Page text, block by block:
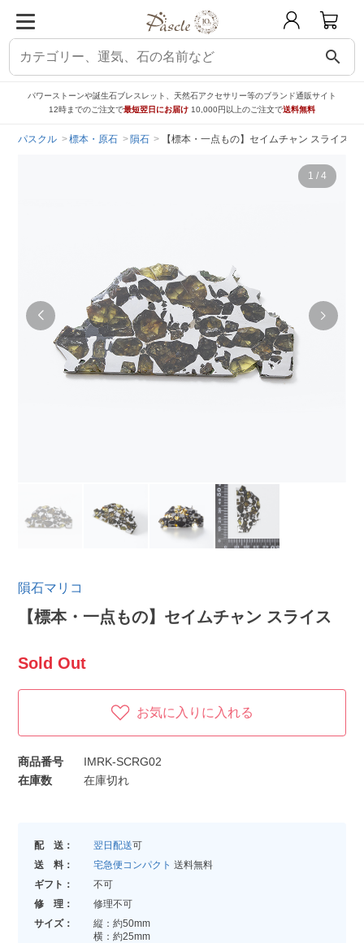
search
パワーストーンや誕生石ブレスレット、天然石アクセサリー等のブランド通販サイト
12時までのご注文で最短翌日にお届け 10,000円以上のご注文で送料無料
パスクル 標本・原石 隕石 【標本・一点もの】セイムチャン スライス
1 / 4
隕石マリコ
【標本・一点もの】セイムチャン スライス
Sold Out
お気に入りに入れる
商品番号
IMRK-SCRG02
在庫数
在庫切れ
配 送： 翌日配送可
送 料：
宅急便コンパクト 送料無料
ギフト：
不可
修 理：
修理不可
サイズ：
縦：約50mm
横：約25mm